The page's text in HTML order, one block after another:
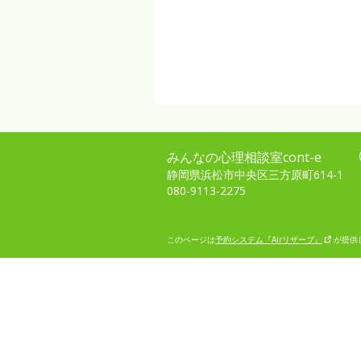
みんなの心理相談室cont-e
静岡県浜松市中央区三方原町614-1
080-9113-2275
このページは予約システム『Airリザーブ』 が提供